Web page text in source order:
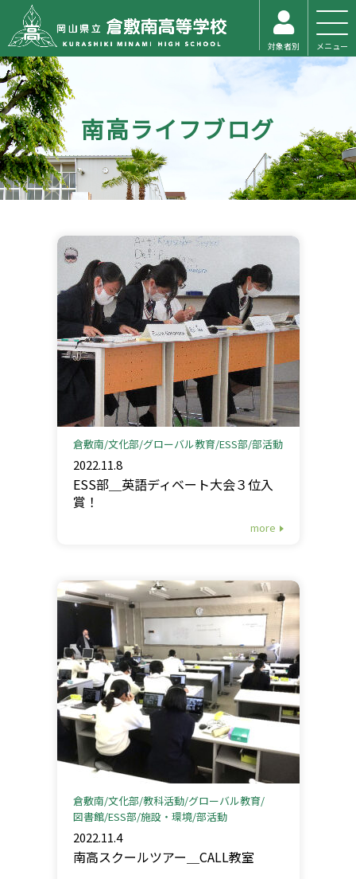
対象者別 メニュー
南高ライフブログ
倉敷南 文化部 グローバル教育 ESS部 部活動
2022.11.8
ESS部＿英語ディベート大会３位入
賞！
more
倉敷南 文化部 教科活動 グローバル教育
図書館 ESS部 施設・環境 部活動
2022.11.4
南高スクールツアー＿CALL教室